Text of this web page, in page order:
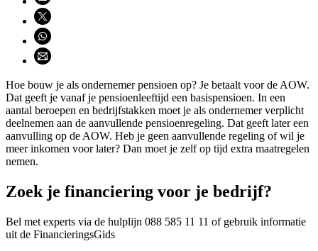
Deel via X (opent nieuw venster)
Deel via WhatsApp (opent WhatsApp)
Deel via email (opent email programma)
Hoe bouw je als ondernemer pensioen op? Je betaalt voor de AOW.
Dat geeft je vanaf je pensioenleeftijd een basispensioen. In een
aantal beroepen en bedrijfstakken moet je als ondernemer verplicht
deelnemen aan de aanvullende pensioenregeling. Dat geeft later een
aanvulling op de AOW. Heb je geen aanvullende regeling of wil je
meer inkomen voor later? Dan moet je zelf op tijd extra maatregelen
nemen.
Zoek je financiering voor je bedrijf?
Bel met experts via de hulplijn 088 585 11 11 of gebruik informatie
uit de FinancieringsGids